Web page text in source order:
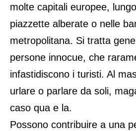
molte capitali europee,
piazzette alberate o nelle
metropolitana. Si tratta
persone innocue, che
infastidiscono i turisti. Al
urlare o parlare da soli,
caso qua e la.
Possono contribuire a una